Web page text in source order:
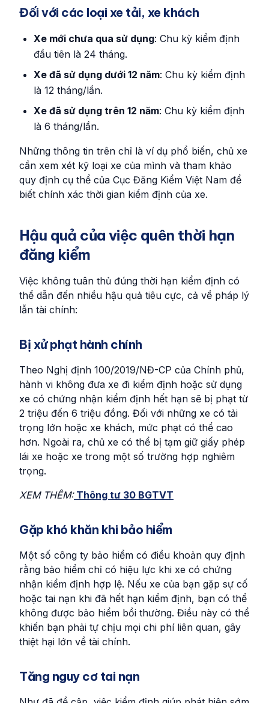
Đối với các loại xe tải, xe khách
Xe mới chưa qua sử dụng: Chu kỳ kiểm định
đầu tiên là 24 tháng.
Xe đã sử dụng dưới 12 năm: Chu kỳ kiểm định
là 12 tháng/lần.
Xe đã sử dụng trên 12 năm: Chu kỳ kiểm định
là 6 tháng/lần.
Những thông tin trên chỉ là ví dụ phổ biến, chủ xe
cần xem xét kỹ loại xe của mình và tham khảo
quy định cụ thể của Cục Đăng Kiểm Việt Nam để
biết chính xác thời gian kiểm định của xe.
Hậu quả của việc quên thời hạn
đăng kiểm
Việc không tuân thủ đúng thời hạn kiểm định có
thể dẫn đến nhiều hậu quả tiêu cực, cả về pháp lý
lẫn tài chính:
Bị xử phạt hành chính
Theo Nghị định 100/2019/NĐ-CP của Chính phủ,
hành vi không đưa xe đi kiểm định hoặc sử dụng
xe có chứng nhận kiểm định hết hạn sẽ bị phạt từ
2 triệu đến 6 triệu đồng. Đối với những xe có tải
trọng lớn hoặc xe khách, mức phạt có thể cao
hơn. Ngoài ra, chủ xe có thể bị tạm giữ giấy phép
lái xe hoặc xe trong một số trường hợp nghiêm
trọng.
XEM THÊM: Thông tư 30 BGTVT
Gặp khó khăn khi bảo hiểm
Một số công ty bảo hiểm có điều khoản quy định
rằng bảo hiểm chỉ có hiệu lực khi xe có chứng
nhận kiểm định hợp lệ. Nếu xe của bạn gặp sự cố
hoặc tai nạn khi đã hết hạn kiểm định, bạn có thể
không được bảo hiểm bồi thường. Điều này có thể
khiến bạn phải tự chịu mọi chi phí liên quan, gây
thiệt hại lớn về tài chính.
Tăng nguy cơ tai nạn